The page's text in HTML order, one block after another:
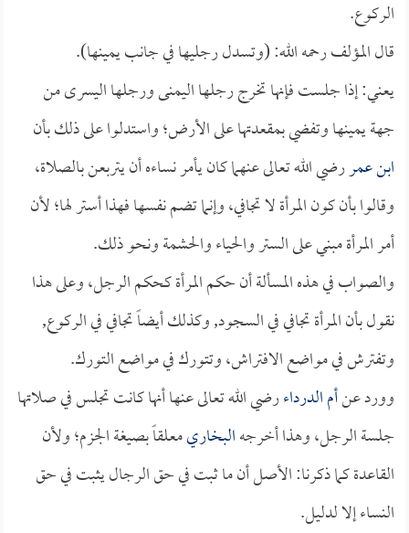
الركوع.
قال المؤلف رحمه الله: (وتسدل رجليها في جانب يمينها).
يعني: إذا جلست فإنها تخرج رجلها اليمنى ورجلها اليسرى من
جهة يمينها وتفضي بمقعدتها على الأرض؛ واستدلوا على ذلك بأن
ابن عمررضي الله تعالى عنهما كان يأمر نساءه أن يتربعن بالصلاة،
وقالوا بأن كون المرأة لا تجافي، وإنما تضم نفسها فهذا أستر لها؛ لأن
أمر المرأة مبني على الستر والحياء والحشمة ونحو ذلك.
والصواب في هذه المسألة أن حكم المرأة كحكم الرجل، وعلى هذا
نقول بأن المرأة تجافي في السجود, وكذلك أيضاً تجافي في الركوع,
وتفترش في مواضع الافتراش، وتتورك في مواضع التورك.
وورد عنأم الدرداءرضي الله تعالى عنها أنها كانت تجلس في صلاتها
جلسة الرجل، وهذا أخرجهالبخاريمعلقاً بصيغة الجزم؛ ولأن
القاعدة كما ذكرنا: الأصل أن ما ثبت في حق الرجال يثبت في حق
النساء إلا لدليل.